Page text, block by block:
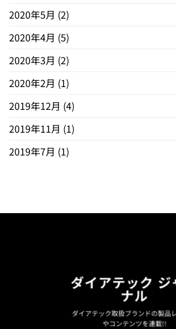
2020年5月 (2)
2020年4月 (5)
2020年3月 (2)
2020年2月 (1)
2019年12月 (4)
2019年11月 (1)
2019年7月 (1)
ダイアテック ジ
ナル
ダイアテック取扱ブランドの製品
やコンテンツを連載!!